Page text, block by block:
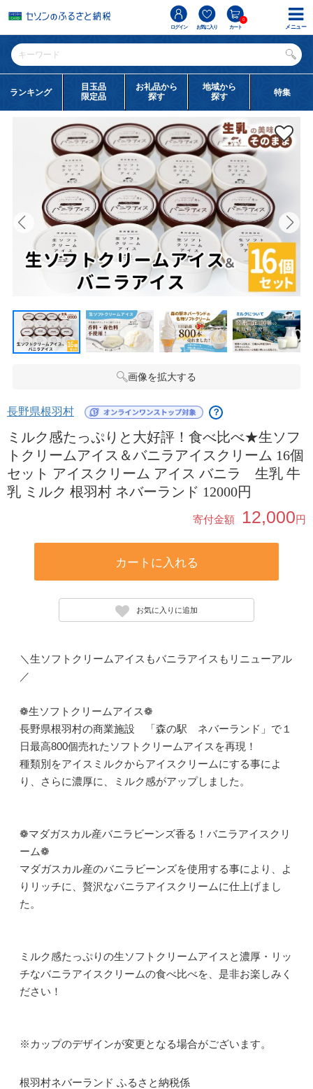
ログイン お気に入り カート
0
ランキング
目玉品
限定品
お礼品から
探す
地域から
探す
特集
画像を拡大する
長野県根羽村 ？
ミルク感たっぷりと大好評！食べ比べ★生ソフ
トクリームアイス＆バニラアイスクリーム 16個
セット アイスクリーム アイス バニラ 生乳 牛
乳 ミルク 根羽村 ネバーランド 12000円
寄付金額 12,000円
カートに入れる
お気に入りに追加
＼生ソフトクリームアイスもバニラアイスもリニューアル
／
❁生ソフトクリームアイス❁
長野県根羽村の商業施設 「森の駅 ネバーランド」で１
日最高800個売れたソフトクリームアイスを再現！
種類別をアイスミルクからアイスクリームにする事によ
り、さらに濃厚に、ミルク感がアップしました。
❁マダガスカル産バニラビーンズ香る！バニラアイスクリ
ーム❁
マダガスカル産のバニラビーンズを使用する事により、よ
りリッチに、贅沢なバニラアイスクリームに仕上げまし
た。
ミルク感たっぷりの生ソフトクリームアイスと濃厚・リッ
チなバニラアイスクリームの食べ比べを、是非お楽しみく
ださい！
※カップのデザインが変更となる場合がございます。
根羽村ネバーランド ふるさと納税係
メニュー